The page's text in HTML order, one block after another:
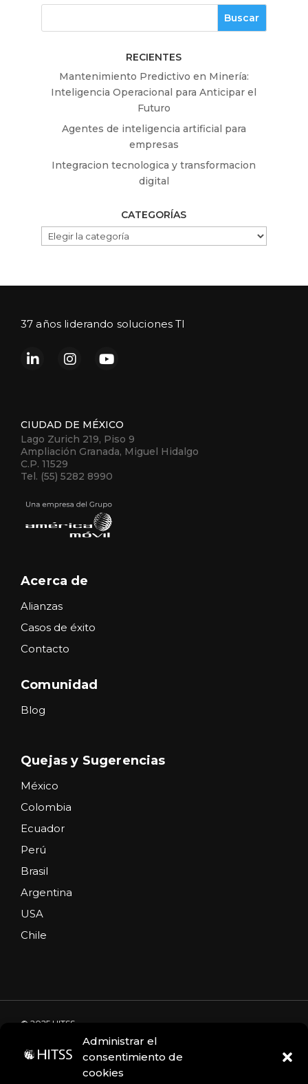
Administrar el
consentimiento de
cookies
RECIENTES
Mantenimiento Predictivo en Minería:
Inteligencia Operacional para Anticipar el
Futuro
Agentes de inteligencia artificial para
empresas
Integracion tecnologica y transformacion
digital
CATEGORÍAS
CATEGORÍAS
37 años liderando soluciones TI
CIUDAD DE MÉXICO
Lago Zurich 219, Piso 9
Ampliación Granada, Miguel Hidalgo
C.P. 11529
Tel. (55) 5282 8990
Acerca de
Alianzas
Casos de éxito
Contacto
Comunidad
Blog
Quejas y Sugerencias
México
Colombia
Ecuador
Perú
Brasil
Argentina
USA
Chile
© 2025 HITSS
Código de Ética